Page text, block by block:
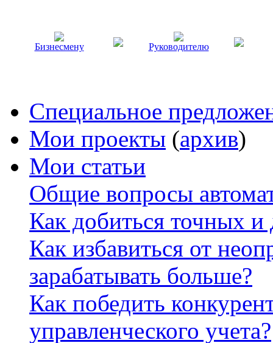
Бизнесмену Руководителю
Специальное
Мои проекты (архив)
Мои статьи
Общие вопросы
Как добиться точных
Как избавиться от
зарабатывать больше?
Как победить
управленческого учета?